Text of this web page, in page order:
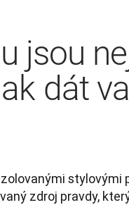
jsou
dát
stylovými
zdroj pravdy,